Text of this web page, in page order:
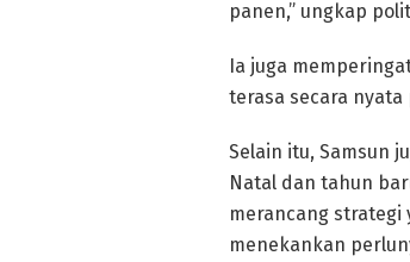
panen,” ungkap
Ia juga
terasa secara
Selain itu, Samsun
Natal dan tahun
merancang strategi
menekankan